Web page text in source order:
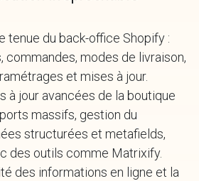
tenue du back-office Shopify :
commandes, modes de livraison,
et mises à jour.
à jour avancées de la boutique
massifs, gestion du
structurées et metafields,
des outils comme Matrixify.
des informations en ligne et la